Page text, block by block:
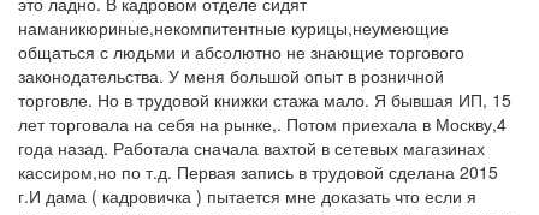
наманикюриные,некомпитентные курицы,неумеющие
общаться с людьми и абсолютно не знающие торгового
законодательства. У меня большой опыт в розничной
торговле. Но в трудовой книжки стажа мало. Я бывшая ИП, 15
лет торговала на себя на рынке,. Потом приехала в Москву,4
года назад. Работала сначала вахтой в сетевых магазинах
кассиром,но по т.д. Первая запись в трудовой сделана 2015
г.И дама ( кадровичка ) пытается мне доказать что если я